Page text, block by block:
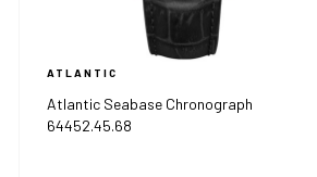
ATLANTIC
Atlantic Seabase Chronograph
64452.45.68